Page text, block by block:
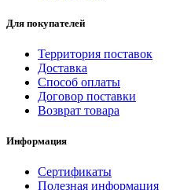
Для покупателей
Территория поставок
Доставка
Способ оплаты
Договор поставки
Возврат товара
Информация
Сертификаты
Полезная информация